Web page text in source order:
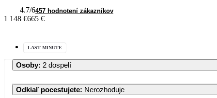
4.7/6457 hodnotení zákazníkov
1 148 €665 €
LAST MINUTE
Osoby: 2 dospelí
Odkiaľ pocestujete: Nerozhoduje